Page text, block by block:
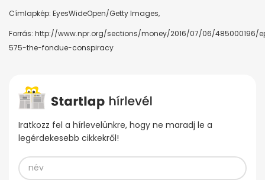
Címlapkép: EyesWideOpen/Getty Images,
Forrás: http://www.npr.org/sections/money/2016/07/06/485000196/
575-the-fondue-conspiracy
Iratkozz fel a hírlevelünkre, hogy ne maradj le a
legérdekesebb cikkekről!